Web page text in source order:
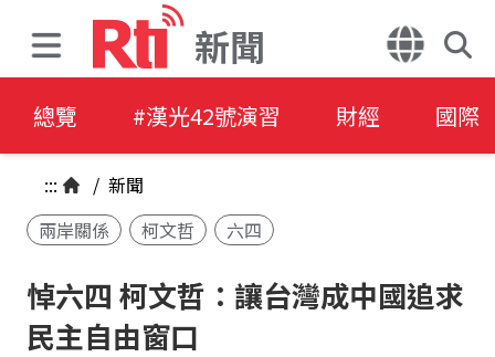
新聞
總覽 #漢光42號演習 財經 國際
::: / 新聞
兩岸關係
柯文哲 六四
悼六四 柯文哲：讓台灣成中國追求
民主自由窗口